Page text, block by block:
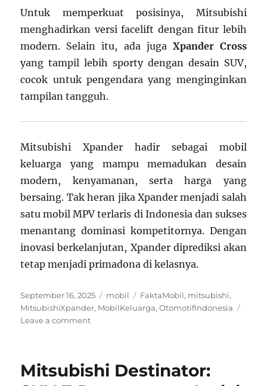
Untuk memperkuat posisinya, Mitsubishi
menghadirkan versi facelift dengan fitur lebih
modern. Selain itu, ada juga Xpander Cross
yang tampil lebih sporty dengan desain SUV,
cocok untuk pengendara yang menginginkan
tampilan tangguh.
Mitsubishi Xpander hadir sebagai mobil
keluarga yang mampu memadukan desain
modern, kenyamanan, serta harga yang
bersaing. Tak heran jika Xpander menjadi salah
satu mobil MPV terlaris di Indonesia dan sukses
menantang dominasi kompetitornya. Dengan
inovasi berkelanjutan, Xpander diprediksi akan
tetap menjadi primadona di kelasnya.
Posted
on
September 16, 2025 Categories
mobil Tags
FaktaMobil, mitsubishi,
MitsubishiXpander, MobilKeluarga,OtomotifIndonesia
Leave a commenton
Mobil
Mitsubishi Destinator: